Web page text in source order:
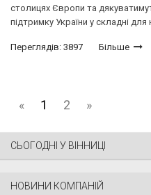
столицях Європи та
підтримку України у складні для
Переглядів: 3897 Більше
« 1 2 »
СЬОГОДНІ У ВІННИЦІ
НОВИНИ КОМПАНІЙ